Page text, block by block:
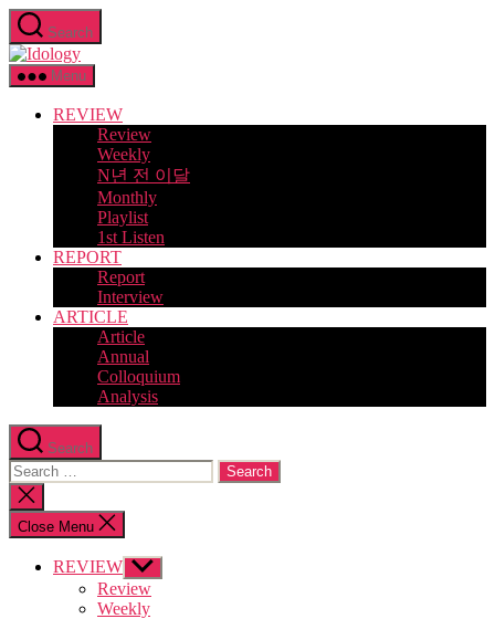
Skip
to
the
content
Search
Idology
Menu
REVIEW
Review
Weekly
N년 전 이달
Monthly
Playlist
1st Listen
REPORT
Report
Interview
ARTICLE
Article
Annual
Colloquium
Analysis
Search
Search
for:
Close
search
Close Menu
REVIEW Show
sub
menu
Review
Weekly